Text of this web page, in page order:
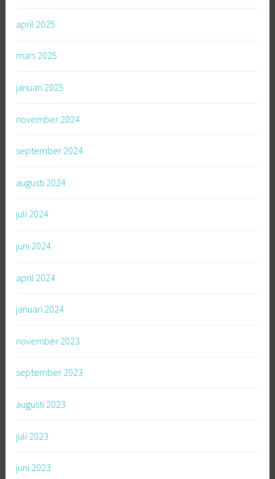
april 2025
mars 2025
januari 2025
november 2024
september 2024
augusti 2024
juli 2024
juni 2024
april 2024
januari 2024
november 2023
september 2023
augusti 2023
juli 2023
juni 2023